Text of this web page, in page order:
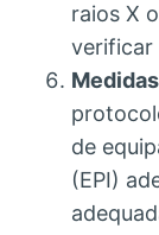
raios X
verificar
de
(EPI)